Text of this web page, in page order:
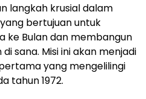
langkah krusial dalam
bertujuan untuk
ke Bulan dan membangun
sana. Misi ini akan menjadi
yang mengelilingi
tahun 1972.